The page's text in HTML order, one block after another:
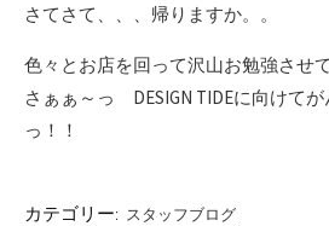
さてさて、、、帰りますか。。
色々とお店を回って沢山お勉強させ
さぁぁ～っ DESIGN TIDEに向けて
っ！！
カテゴリー: スタッフブログ